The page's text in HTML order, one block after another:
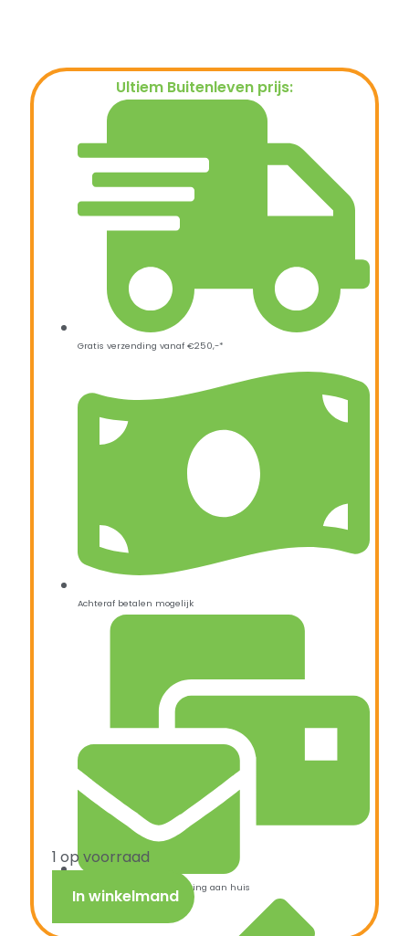
Ultiem Buitenleven prijs:
Gratis verzending vanaf €250,-*
Achteraf betalen mogelijk
Snelle verzending & levering aan huis
1 op voorraad
In winkelmand